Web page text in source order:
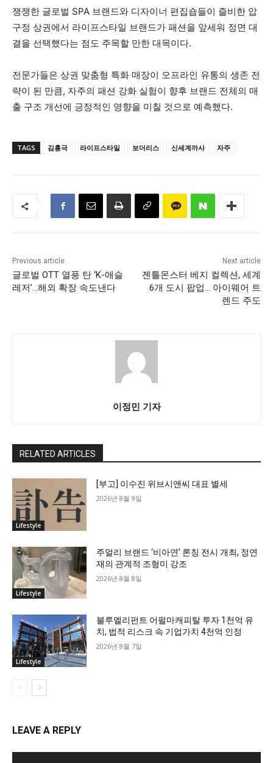
쟁쟁한 글로벌 SPA 브랜드와 디자이너 편집숍들이 즐비한 압
구정 상권에서 라이프스타일 브랜드가 패션을 앞세워 정면 대
결을 선택했다는 점도 주목할 만한 대목이다.
전문가들은 상권 맞춤형 특화 매장이 오프라인 유통의 생존 전
략이 된 만큼, 자주의 패션 강화 실험이 향후 브랜드 전체의 매
출 구조 개선에 긍정적인 영향을 미칠 것으로 예측했다.
TAGS 김홍극 라이프스타일 보더리스 신세계까사 자주
Previous article
글로벌 OTT 열풍 탄 ‘K-애슬
레저’…해외 확장 속도낸다
Next article
젠틀몬스터 베지 컬렉션, 세계
6개 도시 팝업… 아이웨어 트
렌드 주도
이정민 기자
RELATED ARTICLES
Lifestyle
[부고] 이수진 위브시앤씨 대표 별세
2026년 8월 9일
Lifestyle
주얼리 브랜드 ‘비아연’ 론칭 전시 개최, 정연
재의 관계적 조형미 강조
2026년 8월 8일
Lifestyle
블루엘리펀트 어펄마캐피탈 투자 1천억 유
치, 법적 리스크 속 기업가치 4천억 인정
2026년 8월 7일
LEAVE A REPLY